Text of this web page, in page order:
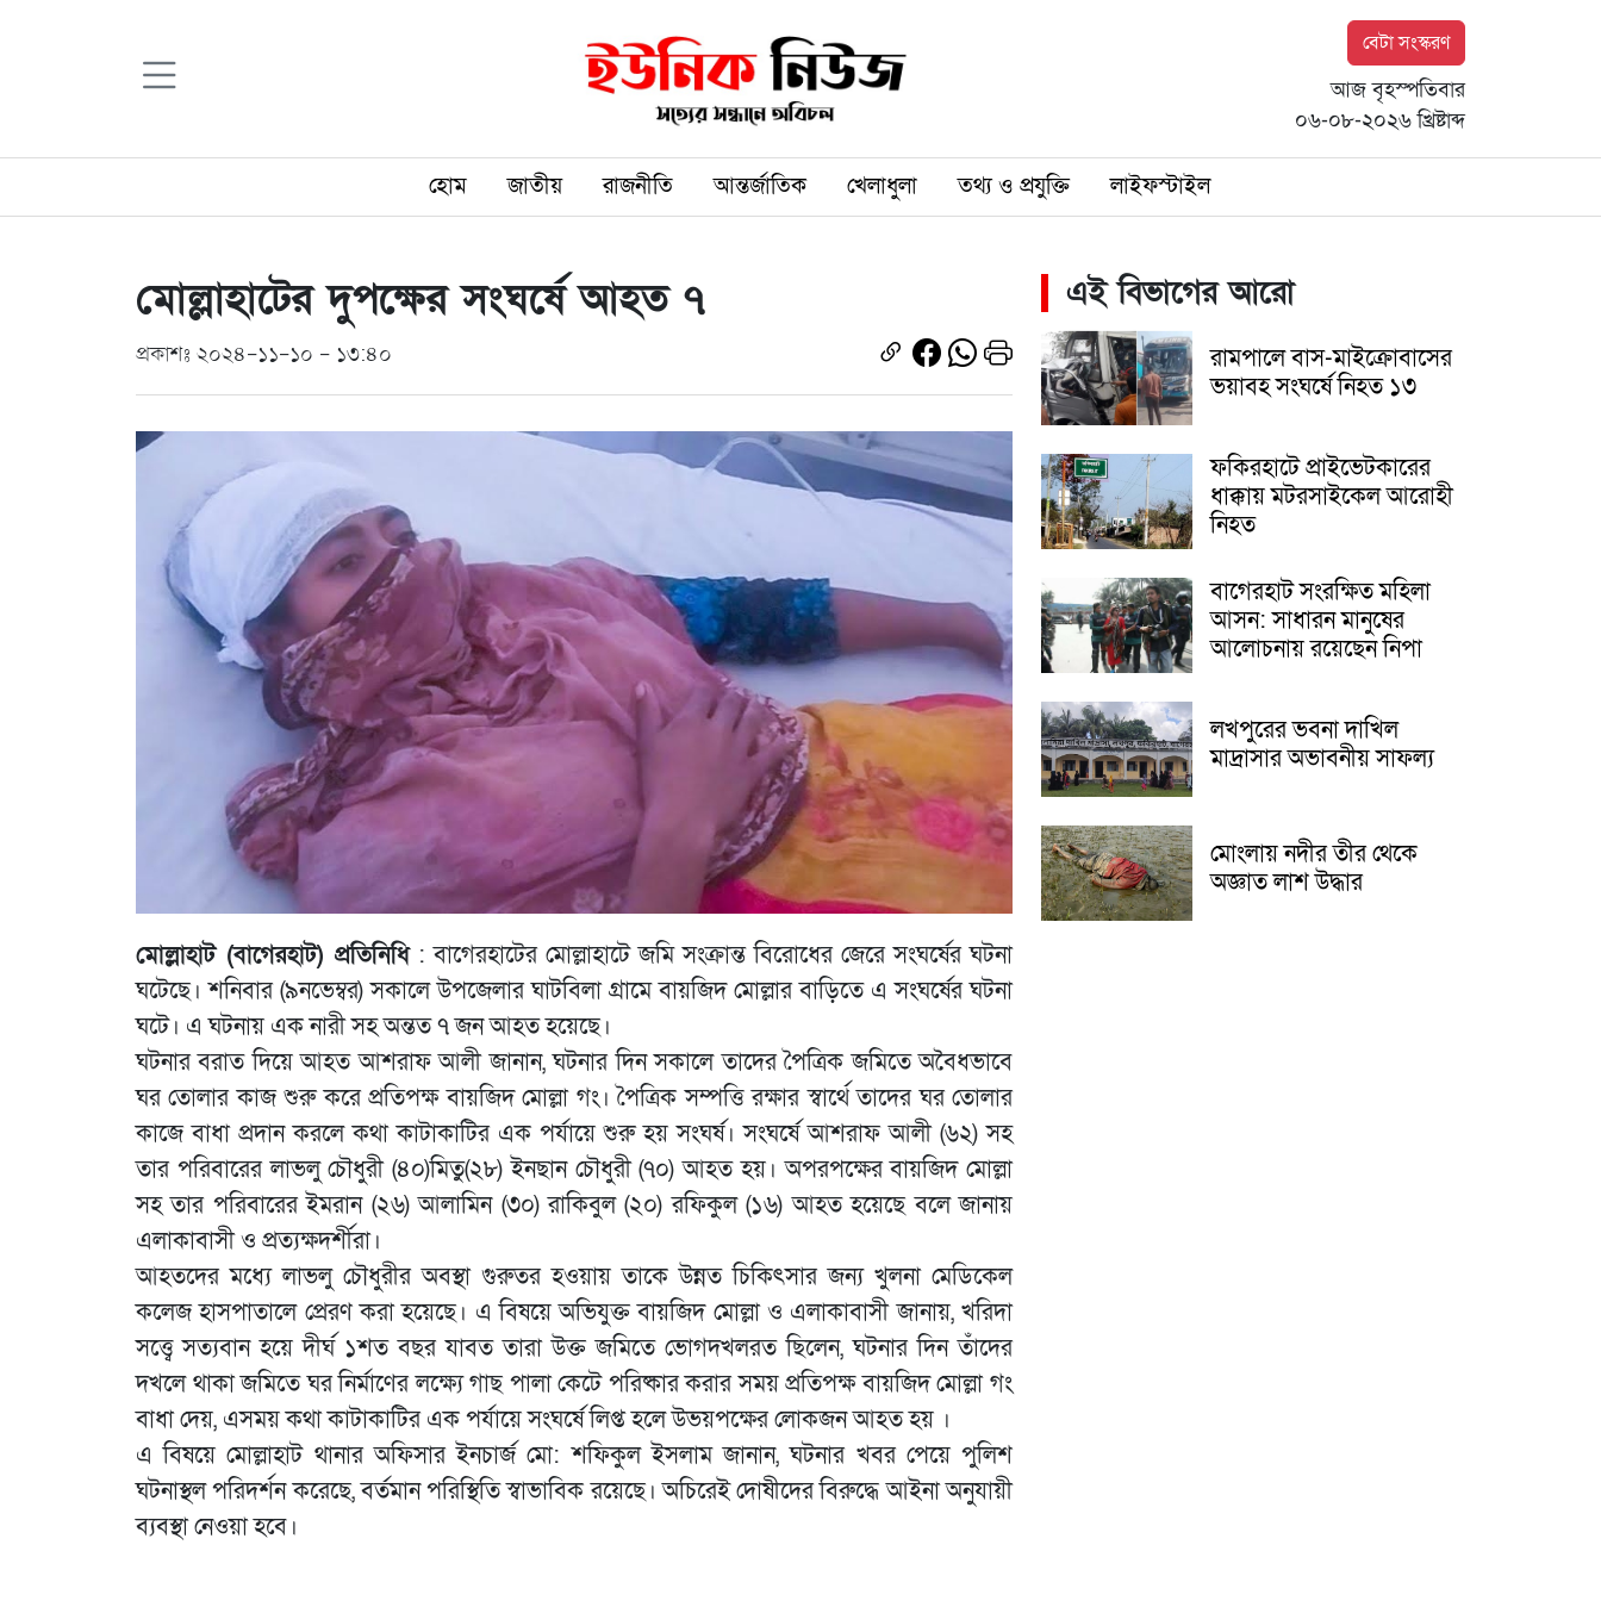
বেটা সংস্করণ
আজ বৃহস্পতিবার
০৬-০৮-২০২৬ খ্রিষ্টাব্দ
হোম জাতীয় রাজনীতি আন্তর্জাতিক খেলাধুলা তথ্য ও প্রযুক্তি লাইফস্টাইল
মোল্লাহাটের দুপক্ষের সংঘর্ষে আহত ৭
প্রকাশঃ ২০২৪-১১-১০ - ১৩:৪০
মোল্লাহাট (বাগেরহাট) প্রতিনিধি: বাগেরহাটের মোল্লাহাটে জমি সংক্রান্ত বিরোধের জেরে সংঘর্ষের ঘটনা
ঘটেছে। শনিবার (৯নভেম্বর) সকালে উপজেলার ঘাটবিলা গ্রামে বায়জিদ মোল্লার বাড়িতে এ সংঘর্ষের ঘটনা
ঘটে। এ ঘটনায় এক নারী সহ অন্তত ৭ জন আহত হয়েছে।
ঘটনার বরাত দিয়ে আহত আশরাফ আলী জানান, ঘটনার দিন সকালে তাদের পৈত্রিক জমিতে অবৈধভাবে
ঘর তোলার কাজ শুরু করে প্রতিপক্ষ বায়জিদ মোল্লা গং। পৈত্রিক সম্পত্তি রক্ষার স্বার্থে তাদের ঘর তোলার
কাজে বাধা প্রদান করলে কথা কাটাকাটির এক পর্যায়ে শুরু হয় সংঘর্ষ। সংঘর্ষে আশরাফ আলী (৬২) সহ
তার পরিবারের লাভলু চৌধুরী (৪০)মিতু(২৮) ইনছান চৌধুরী (৭০) আহত হয়। অপরপক্ষের বায়জিদ মোল্লা
সহ তার পরিবারের ইমরান (২৬) আলামিন (৩০) রাকিবুল (২০) রফিকুল (১৬) আহত হয়েছে বলে জানায়
এলাকাবাসী ও প্রত্যক্ষদর্শীরা।
আহতদের মধ্যে লাভলু চৌধুরীর অবস্থা গুরুতর হওয়ায় তাকে উন্নত চিকিৎসার জন্য খুলনা মেডিকেল
কলেজ হাসপাতালে প্রেরণ করা হয়েছে। এ বিষয়ে অভিযুক্ত বায়জিদ মোল্লা ও এলাকাবাসী জানায়, খরিদা
সত্ত্বে সত্যবান হয়ে দীর্ঘ ১শত বছর যাবত তারা উক্ত জমিতে ভোগদখলরত ছিলেন, ঘটনার দিন তাঁদের
দখলে থাকা জমিতে ঘর নির্মাণের লক্ষ্যে গাছ পালা কেটে পরিষ্কার করার সময় প্রতিপক্ষ বায়জিদ মোল্লা গং
বাধা দেয়, এসময় কথা কাটাকাটির এক পর্যায়ে সংঘর্ষে লিপ্ত হলে উভয়পক্ষের লোকজন আহত হয় ।
এ বিষয়ে মোল্লাহাট থানার অফিসার ইনচার্জ মো: শফিকুল ইসলাম জানান, ঘটনার খবর পেয়ে পুলিশ
ঘটনাস্থল পরিদর্শন করেছে, বর্তমান পরিস্থিতি স্বাভাবিক রয়েছে। অচিরেই দোষীদের বিরুদ্ধে আইনা অনুযায়ী
ব্যবস্থা নেওয়া হবে।
এই বিভাগের আরো
রামপালে বাস-মাইক্রোবাসের
ভয়াবহ সংঘর্ষে নিহত ১৩
ফকিরহাটে প্রাইভেটকারের
ধাক্কায় মটরসাইকেল আরোহী
নিহত
বাগেরহাট সংরক্ষিত মহিলা
আসন: সাধারন মানুষের
আলোচনায় রয়েছেন নিপা
লখপুরের ভবনা দাখিল
মাদ্রাসার অভাবনীয় সাফল্য
মোংলায় নদীর তীর থেকে
অজ্ঞাত লাশ উদ্ধার